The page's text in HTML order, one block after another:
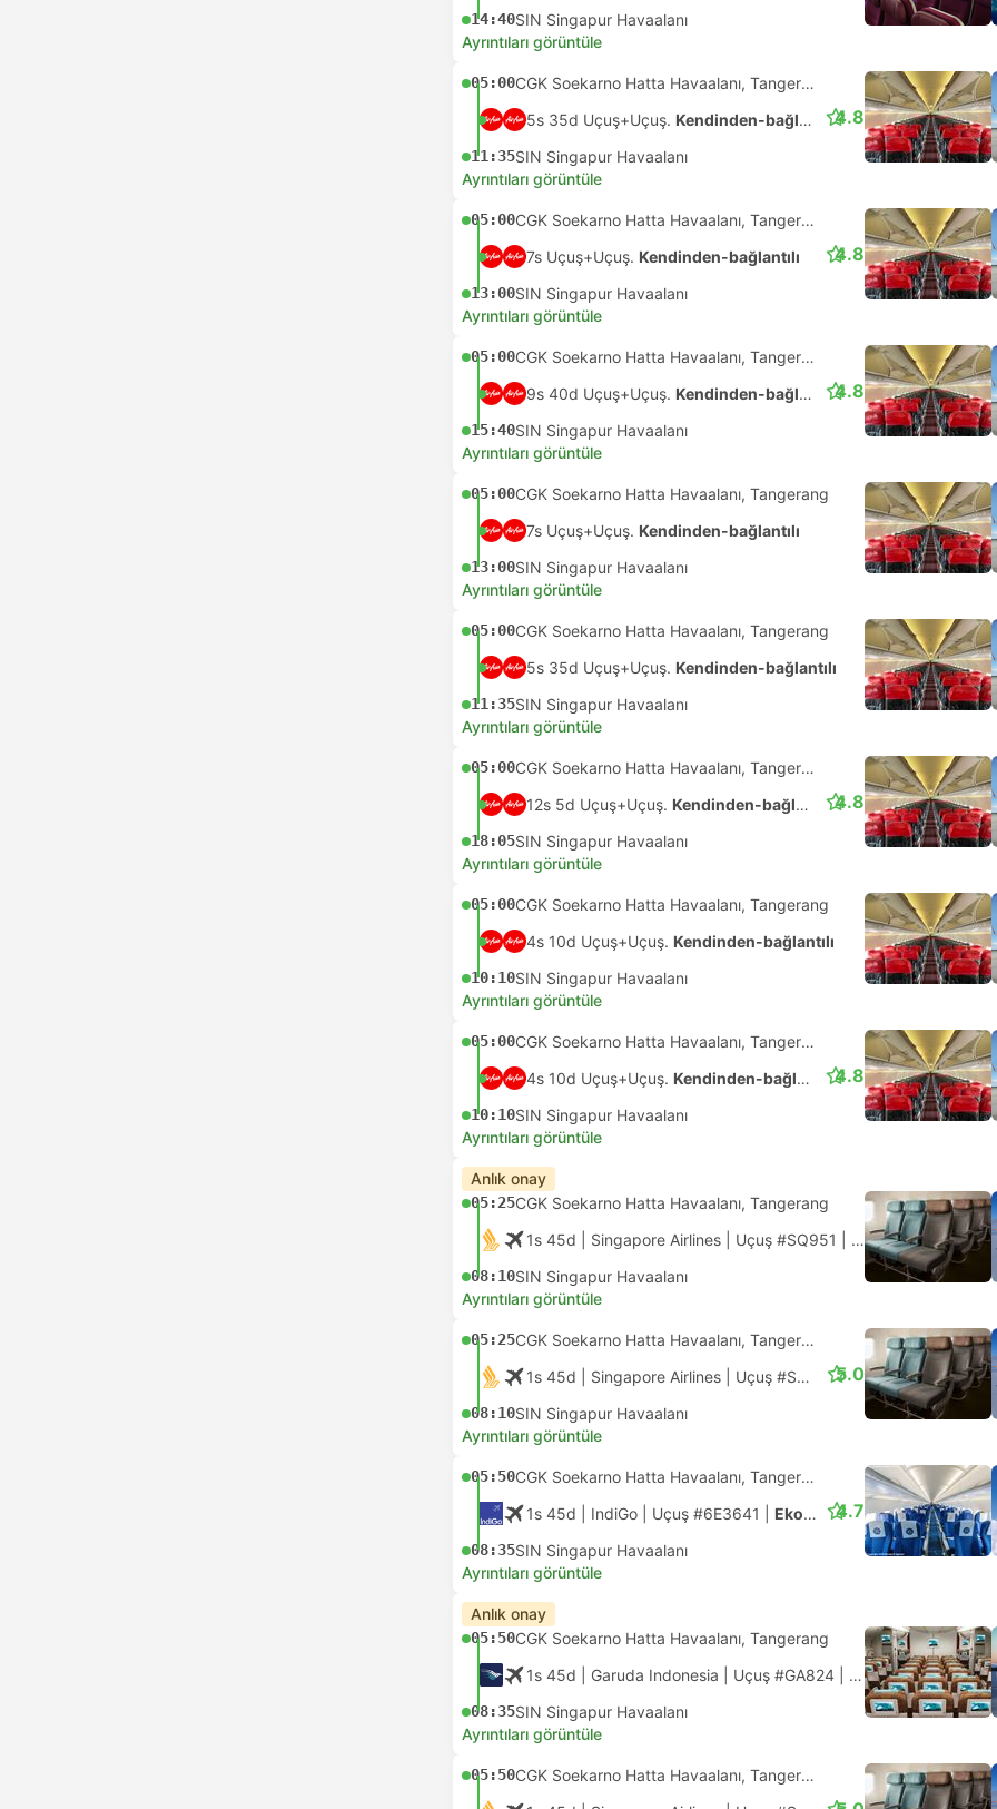
14:40SIN Singapur Havaalanı
Ayrıntıları görüntüle
05:00
CGK Soekarno Hatta Havaalanı, Tangerang
5s 35d Uçuş+Uçuş. Kendinden-bağlantılı
11:35SIN Singapur Havaalanı
4.8
Ayrıntıları görüntüle
05:00
CGK Soekarno Hatta Havaalanı, Tangerang
7s Uçuş+Uçuş. Kendinden-bağlantılı
13:00SIN Singapur Havaalanı
4.8
Ayrıntıları görüntüle
05:00
CGK Soekarno Hatta Havaalanı, Tangerang
9s 40d Uçuş+Uçuş. Kendinden-bağlantılı
15:40SIN Singapur Havaalanı
4.8
Ayrıntıları görüntüle
05:00CGK Soekarno Hatta Havaalanı, Tangerang
7s Uçuş+Uçuş. Kendinden-bağlantılı
13:00SIN Singapur Havaalanı
Ayrıntıları görüntüle
05:00CGK Soekarno Hatta Havaalanı, Tangerang
5s 35d Uçuş+Uçuş. Kendinden-bağlantılı
11:35SIN Singapur Havaalanı
Ayrıntıları görüntüle
05:00
CGK Soekarno Hatta Havaalanı, Tangerang
12s 5d Uçuş+Uçuş. Kendinden-bağlantılı
18:05SIN Singapur Havaalanı
4.8
Ayrıntıları görüntüle
05:00CGK Soekarno Hatta Havaalanı, Tangerang
4s 10d Uçuş+Uçuş. Kendinden-bağlantılı
10:10SIN Singapur Havaalanı
Ayrıntıları görüntüle
05:00
CGK Soekarno Hatta Havaalanı, Tangerang
4s 10d Uçuş+Uçuş. Kendinden-bağlantılı
10:10SIN Singapur Havaalanı
4.8
Ayrıntıları görüntüle
Anlık onay
05:25CGK Soekarno Hatta Havaalanı, Tangerang
1s 45d | Singapore Airlines Uçuş #SQ951 Ekonomi
08:10SIN Singapur Havaalanı
Ayrıntıları görüntüle
05:25
CGK Soekarno Hatta Havaalanı, Tangerang
1s 45d | Singapore Airlines Uçuş #SQ951 |Ekonomi
08:10SIN Singapur Havaalanı
5.0
Ayrıntıları görüntüle
05:50
CGK Soekarno Hatta Havaalanı, Tangerang
1s 45d | IndiGo Uçuş #6E3641 Ekonomi
08:35SIN Singapur Havaalanı
4.7
Ayrıntıları görüntüle
Anlık onay
05:50CGK Soekarno Hatta Havaalanı, Tangerang
1s 45d | Garuda Indonesia Uçuş #GA824 Ekonomi
08:35SIN Singapur Havaalanı
Ayrıntıları görüntüle
05:50
CGK Soekarno Hatta Havaalanı, Tangerang